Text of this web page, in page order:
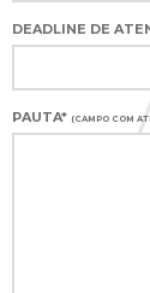
DEADLINE DE
PAUTA* (CAMPO COM